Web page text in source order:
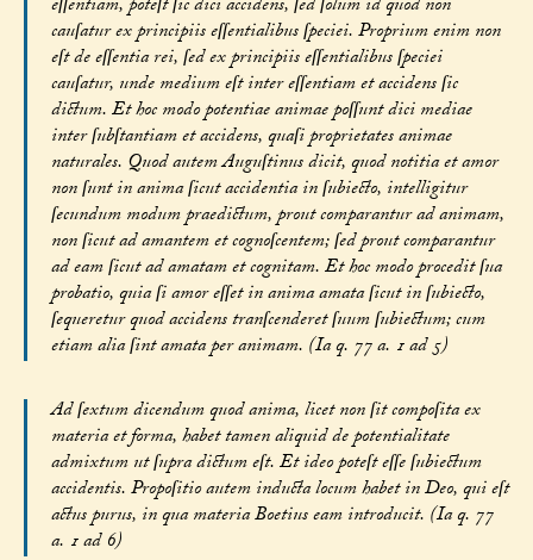
cauſatur ex principiis eſſentialibus ſpeciei. Proprium enim non
eſt de eſſentia rei, ſed ex principiis eſſentialibus ſpeciei
cauſatur, unde medium eſt inter eſſentiam et accidens ſic
dictum. Et hoc modo potentiae animae poſſunt dici mediae
inter ſubſtantiam et accidens, quaſi proprietates animae
naturales. Quod autem Auguſtinus dicit, quod notitia et amor
non ſunt in anima ſicut accidentia in ſubiecto, intelligitur
ſecundum modum praedictum, prout comparantur ad animam,
non ſicut ad amantem et cognoſcentem; ſed prout comparantur
ad eam ſicut ad amatam et cognitam. Et hoc modo procedit ſua
probatio, quia ſi amor eſſet in anima amata ſicut in ſubiecto,
ſequeretur quod accidens tranſcenderet ſuum ſubiectum; cum
etiam alia ſint amata per animam. (Ia q. 77 a. 1 ad 5)
Ad ſextum dicendum quod anima, licet non ſit compoſita ex
materia et forma, habet tamen aliquid de potentialitate
admixtum ut ſupra dictum eſt. Et ideo poteſt eſſe ſubiectum
accidentis. Propoſitio autem inducta locum habet in Deo, qui eſt
actus purus, in qua materia Boetius eam introducit. (Ia q. 77
a. 1 ad 6)